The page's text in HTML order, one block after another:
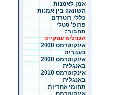
אמן לאמנות
השוואה בין אמנות
כללי רוטרדם
פרופ' טטלי
תחבורה
הגבלים עסקיים
אינקוטרמס 2000
בעברית
אינקוטרמס 2000
באנגלית
אינקוטרמס 2010
באנגלית
תחומי אחריות
אינקוטרמס